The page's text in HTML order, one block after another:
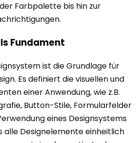
Farbpalette bis hin zur
Fundament
ist die Grundlage für
Es definiert die visuellen und
einer Anwendung, wie z.B.
Button-Stile, Formularfelder
eines Designsystems
alle Designelemente einheitlich